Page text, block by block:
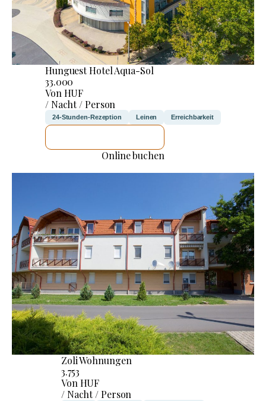
Hunguest Hotel Aqua-Sol
33.000
Von HUF
/ Nacht / Person
24-Stunden-Rezeption Leinen Erreichbarkeit
Online buchen
Zoli Wohnungen
3.753
Von HUF
/ Nacht / Person